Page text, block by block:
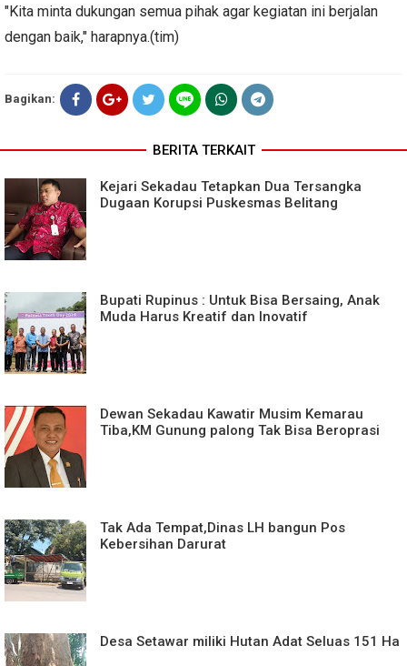
"Kita minta dukungan semua pihak agar kegiatan ini berjalan
dengan baik," harapnya.(tim)
Bagikan:
BERITA TERKAIT
Kejari Sekadau Tetapkan Dua Tersangka
Dugaan Korupsi Puskesmas Belitang
Bupati Rupinus : Untuk Bisa Bersaing, Anak
Muda Harus Kreatif dan Inovatif
Dewan Sekadau Kawatir Musim Kemarau
Tiba,KM Gunung palong Tak Bisa Beroprasi
Tak Ada Tempat,Dinas LH bangun Pos
Kebersihan Darurat
Desa Setawar miliki Hutan Adat Seluas 151 Ha